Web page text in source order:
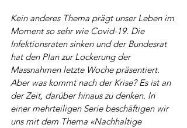
Kein anderes Thema prägt unser Leben im
Moment so sehr wie Covid-19. Die
Infektionsraten sinken und der Bundesrat
hat den Plan zur Lockerung der
Massnahmen letzte Woche präsentiert.
Aber was kommt nach der Krise? Es ist an
der Zeit, darüber hinaus zu denken. In
einer mehrteiligen Serie beschäftigen wir
uns mit dem Thema «Nachhaltige